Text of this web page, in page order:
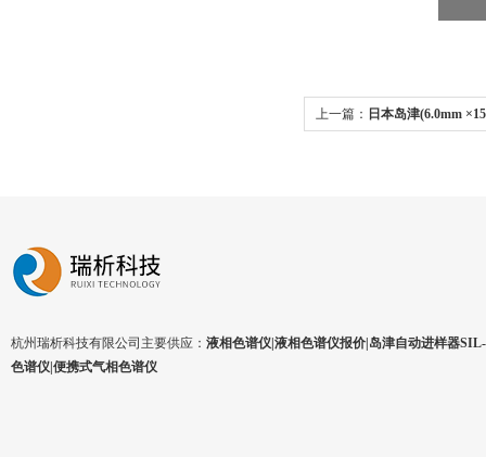
上一篇： 日本岛津(6.0mm
杭州瑞析科技有限公司主要供应： 液相色谱仪|液相色谱仪报价|岛津自动进样器
色谱仪|便携式气相色谱仪